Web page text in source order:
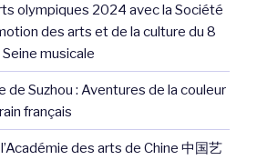
olympiques 2024 avec la Société
des arts et de la culture du 8
musicale
de Suzhou : Aventures de la couleur
français
des arts de Chine 中国艺